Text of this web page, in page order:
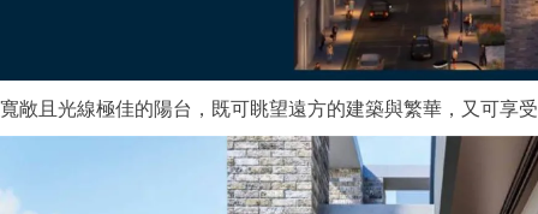
寬敞且光線極佳的陽台，既可眺望遠方的建築與繁華，又可享